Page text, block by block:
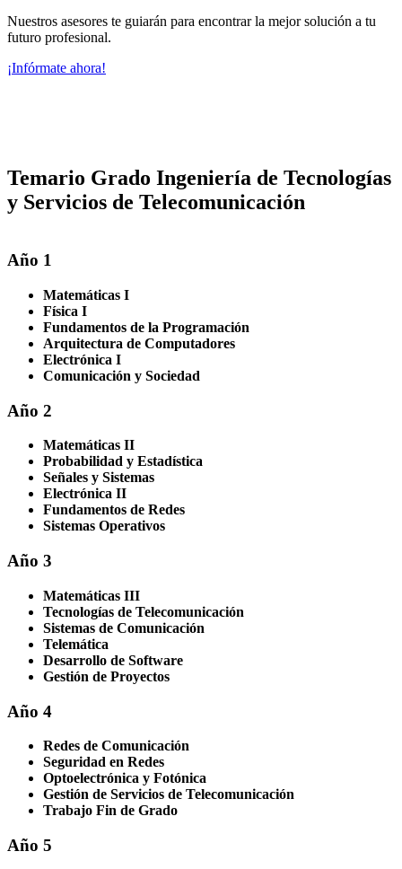
Nuestros asesores te guiarán para encontrar la mejor solución a tu
futuro profesional.
¡Infórmate ahora!
Temario Grado Ingeniería de Tecnologías
y Servicios de Telecomunicación
Año 1
Matemáticas I
Física I
Fundamentos de la Programación
Arquitectura de Computadores
Electrónica I
Comunicación y Sociedad
Año 2
Matemáticas II
Probabilidad y Estadística
Señales y Sistemas
Electrónica II
Fundamentos de Redes
Sistemas Operativos
Año 3
Matemáticas III
Tecnologías de Telecomunicación
Sistemas de Comunicación
Telemática
Desarrollo de Software
Gestión de Proyectos
Año 4
Redes de Comunicación
Seguridad en Redes
Optoelectrónica y Fotónica
Gestión de Servicios de Telecomunicación
Trabajo Fin de Grado
Año 5